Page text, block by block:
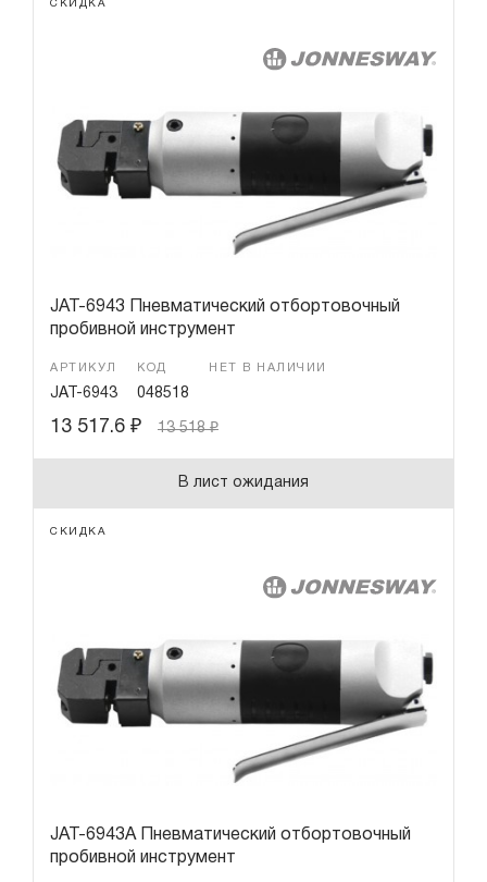
СКИДКА
JAT-6943 Пневматический отбортовочный
пробивной инструмент
АРТИКУЛ
JAT-6943
КОД
048518
НЕТ В НАЛИЧИИ
13 517.6 ₽ 13 518₽
В лист ожидания
СКИДКА
JAT-6943A Пневматический отбортовочный
пробивной инструмент